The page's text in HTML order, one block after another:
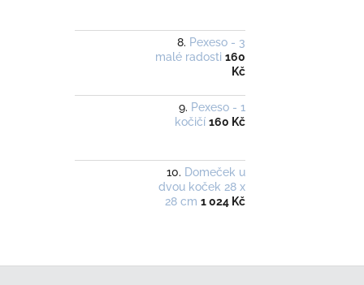
Pexeso - 3
malé radosti 160
Kč
Pexeso - 1
kočičí 160 Kč
Domeček u
dvou koček 28 x
28 cm 1 024 Kč